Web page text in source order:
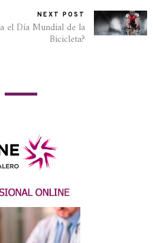
NEXT POST
el Día Mundial de la
Bicicleta?